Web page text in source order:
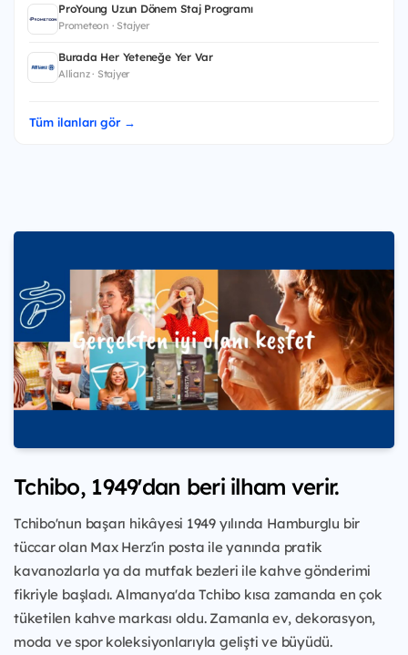
ProYoung Uzun Dönem Staj Programı
Prometeon · Stajyer
Burada Her Yeteneğe Yer Var
Allianz · Stajyer
Tüm ilanları gör →
Tchibo, 1949'dan beri ilham verir.
Tchibo'nun başarı hikâyesi 1949 yılında Hamburglu bir
tüccar olan Max Herz'in posta ile yanında pratik
kavanozlarla ya da mutfak bezleri ile kahve gönderimi
fikriyle başladı. Almanya'da Tchibo kısa zamanda en çok
tüketilen kahve markası oldu. Zamanla ev, dekorasyon,
moda ve spor koleksiyonlarıyla gelişti ve büyüdü.